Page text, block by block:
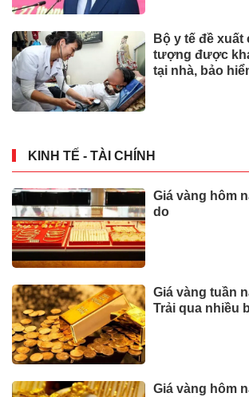
Bộ y tế đề
tượng được
tại nhà, bảo
KINH TẾ - TÀI CHÍNH
Giá vàng hôm
do
Giá vàng tuần
Trải qua nhiều
Giá vàng hôm